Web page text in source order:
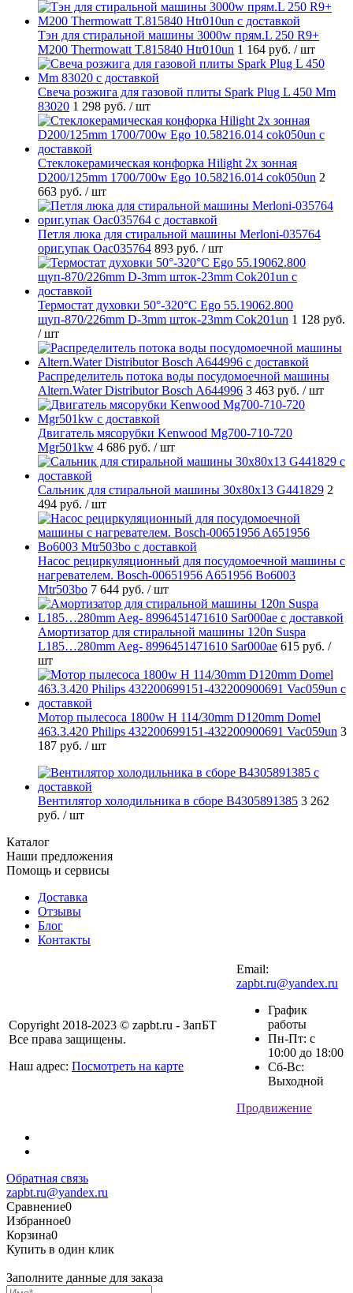
Тэн для стиральной машины 3000w прям.L 250 R9+
M200 Thermowatt T.815840 Htr010un 1 164 руб. / шт
Свеча розжига для газовой плиты Spark Plug L 450 Mm
83020 1 298 руб. / шт
Стеклокерамическая конфорка Hilight 2х зонная
D200/125mm 1700/700w Ego 10.58216.014 cok050un 2
663 руб. / шт
Петля люка для стиральной машины Merloni-035764
ориг.упак Oac035764 893 руб. / шт
Термостат духовки 50°-320°C Ego 55.19062.800
щуп-870/226mm D-3mm шток-23mm Cok201un 1 128 руб.
/ шт
Распределитель потока воды посудомоечной машины
Altern.Water Distributor Bosch A644996 3 463 руб. / шт
Двигатель мясорубки Kenwood Mg700-710-720
Mgr501kw 4 686 руб. / шт
Cальник для стиральной машины 30x80x13 G441829 2
494 руб. / шт
Насос рециркуляционный для посудомоечной машины с
нагревателем. Bosch-00651956 A651956 Bo6003
Mtr503bo 7 644 руб. / шт
Амортизатор для стиральной машины 120n Suspa
L185…280mm Aeg- 8996451471610 Sar000ae 615 руб. /
шт
Мотор пылесоса 1800w H 114/30mm D120mm Domel
463.3.420 Philips 432200699151-432200900691 Vac059un 3
187 руб. / шт
Вентилятор холодильника в сборе B4305891385 3 262
руб. / шт
Каталог
Наши предложения
Помощь и сервисы
Доставка
Отзывы
Блог
Контакты
Copyright 2018-2023 © zapbt.ru - ЗапБТ
Все права защищены.
Наш адрес: Посмотреть на карте
Email:
zapbt.ru@yandex.ru
График
работы
Пн-Пт: с
10:00 до 18:00
Сб-Вс:
Выходной
Продвижение
Обратная связь
zapbt.ru@yandex.ru
Сравнение0
Избранное0
Корзина0
Купить в один клик
Заполните данные для заказа